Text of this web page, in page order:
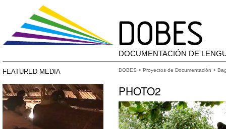
DOCUMENTACIÓN DE
FEATURED MEDIA DOBES > Proyectos de Documentación >
PHOTO2